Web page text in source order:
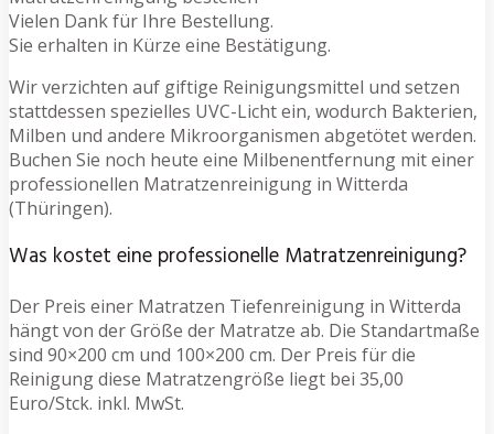
Vielen Dank für Ihre Bestellung.
Sie erhalten in Kürze eine Bestätigung.
Wir verzichten auf giftige Reinigungsmittel und setzen
stattdessen spezielles UVC-Licht ein, wodurch Bakterien,
Milben und andere Mikroorganismen abgetötet werden.
Buchen Sie noch heute eine Milbenentfernung mit einer
professionellen Matratzenreinigung in Witterda
(Thüringen).
Was kostet eine professionelle Matratzenreinigung?
Der Preis einer Matratzen Tiefenreinigung in Witterda
hängt von der Größe der Matratze ab. Die Standartmaße
sind 90×200 cm und 100×200 cm. Der Preis für die
Reinigung diese Matratzengröße liegt bei 35,00
Euro/Stck. inkl. MwSt.